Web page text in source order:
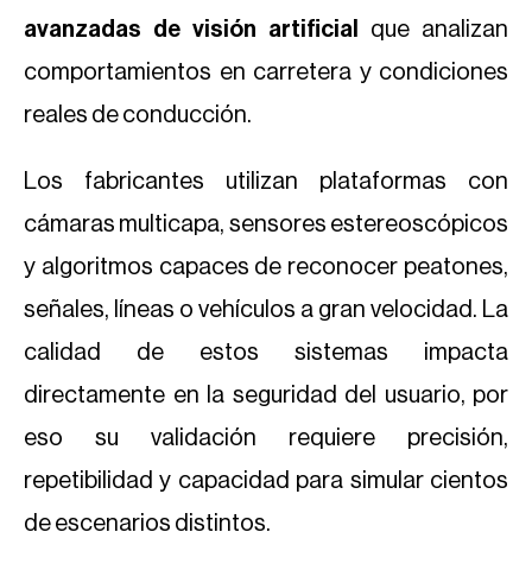
avanzadas de visión artificial que analizan
comportamientos en carretera y condiciones
reales de conducción.
Los fabricantes utilizan plataformas con
cámaras multicapa, sensores estereoscópicos
y algoritmos capaces de reconocer peatones,
señales, líneas o vehículos a gran velocidad. La
calidad de estos sistemas impacta
directamente en la seguridad del usuario, por
eso su validación requiere precisión,
repetibilidad y capacidad para simular cientos
de escenarios distintos.